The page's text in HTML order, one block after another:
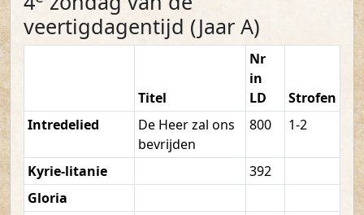
veertigdagentijd (Jaar A)
Titel
Nr
in
LD
Strofen
Intredelied
De Heer zal ons
bevrijden
800 1-2
Kyrie-litanie
392
Gloria